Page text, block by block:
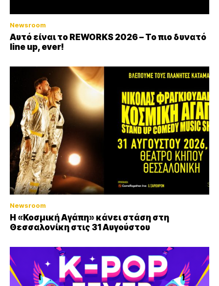
Newsroom
Αυτό είναι το REWORKS 2026 – Το πιο δυνατό
line up, ever!
Newsroom
Η «Κοσμική Αγάπη» κάνει στάση στη
Θεσσαλονίκη στις 31 Αυγούστου